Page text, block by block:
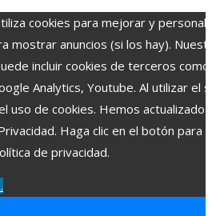
cookies para mejorar y
mostrar anuncios (si los hay).
incluir cookies de terceros como
Analytics, Youtube. Al utilizar el
uso de cookies. Hemos actualizado
Haga clic en el botón para
de privacidad.